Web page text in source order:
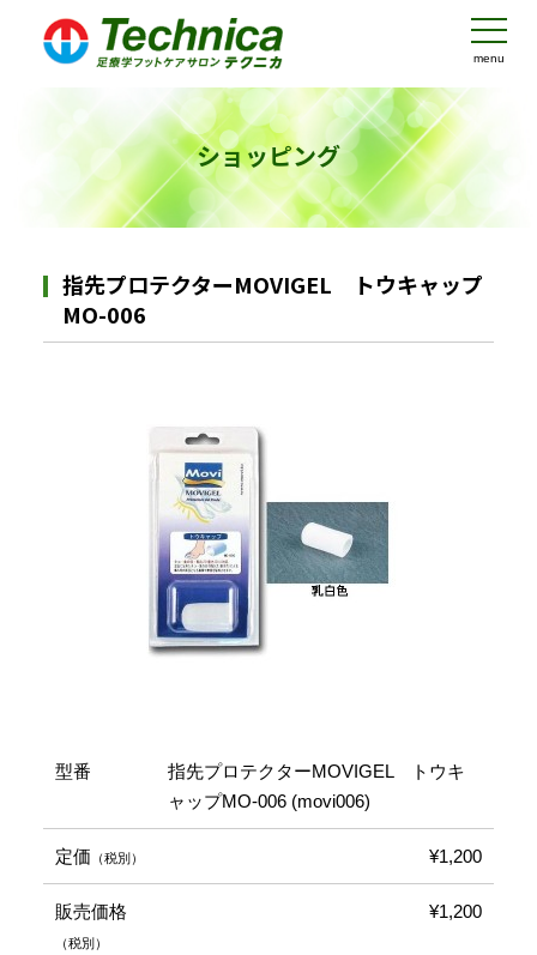
menu
ショッピング
指先プロテクターMOVIGEL トウキャップ
MO-006
型番
指先プロテクターMOVIGEL トウキ
ャップMO-006 (movi006)
定価 （税別） ¥1,200
販売価格
（税別）
¥1,200